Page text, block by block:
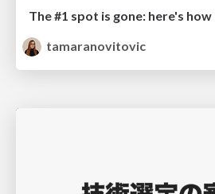
The #1 spot is gone: here's
tamaranovitovic